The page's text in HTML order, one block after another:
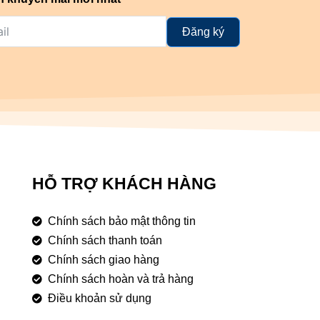
Đăng ký
HỖ TRỢ KHÁCH HÀNG
Chính sách bảo mật thông tin
Chính sách thanh toán
Chính sách giao hàng
Chính sách hoàn và trả hàng
Điều khoản sử dụng